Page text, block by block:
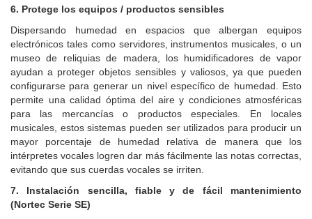
6. Protege los equipos / productos sensibles
Dispersando humedad en espacios que albergan equipos
electrónicos tales como servidores, instrumentos musicales, o un
museo de reliquias de madera, los humidificadores de vapor
ayudan a proteger objetos sensibles y valiosos, ya que pueden
configurarse para generar un nivel específico de humedad. Esto
permite una calidad óptima del aire y condiciones atmosféricas
para las mercancías o productos especiales. En locales
musicales, estos sistemas pueden ser utilizados para producir un
mayor porcentaje de humedad relativa de manera que los
intérpretes vocales logren dar más fácilmente las notas correctas,
evitando que sus cuerdas vocales se irriten.
7. Instalación sencilla, fiable y de fácil mantenimiento
(Nortec Serie SE)